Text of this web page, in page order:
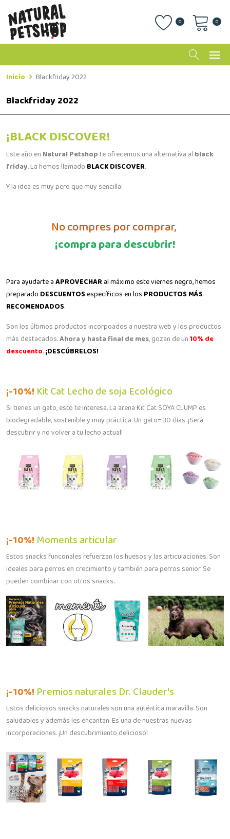
0 0
Inicio Blackfriday 2022
Blackfriday 2022
¡BLACK DISCOVER!
Este año en Natural Petshopte ofrecemos una alternativa al black
friday. La hemos llamado BLACK DISCOVER.
Y la idea es muy pero que muy sencilla:
No compres por comprar,
¡compra para descubrir!
Para ayudarte aAPROVECHAR al máximo este viernes negro, hemos
preparado DESCUENTOSespecíficos en los PRODUCTOS MÁS
RECOMENDADOS.
Son los últimos productos incorpoados a nuestra web y los productos
más destacados.Ahora y hasta final de mes, gozan de un10% de
descuento.¡DESCÚBRELOS!
¡-10%! Kit Cat Lecho de soja Ecológico
Si tienes un gato, esto te interesa. La arena Kit Cat SOYA CLUMP es
biodegradable, sostenible y muy práctica. Un gato= 30 días. ¡Será
descubrir y no volver a tu lecho actual!
¡-10%! Moments articular
Estos snacks funconales refuerzan los huesos y las articulaciones. Son
ideales para perros en crecimiento y también para perros senior. Se
pueden combinar con otros snacks.
¡-10%! Premios naturales Dr. Clauder's
Estos deliciosos snacks naturales son una auténtica maravilla. Son
saludables y además les encantan. Es una de nuestras nuevas
incorporaciones. ¡Un descubrimiento delicioso!